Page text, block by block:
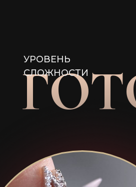
УРОВЕНЬ
СЛОЖНОСТИ